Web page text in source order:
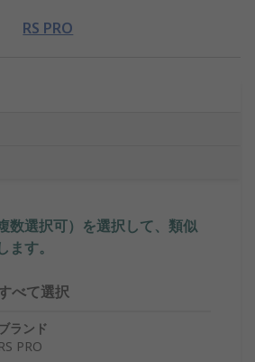
RS PRO
数選択可）を選択して、類似
す。
べて選択
ランド
RS PRO